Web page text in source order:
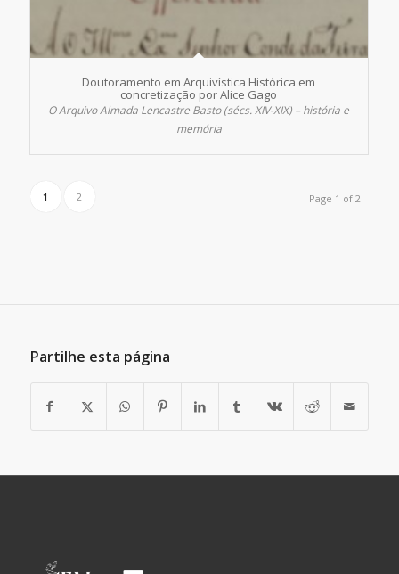
Doutoramento em Arquivística Histórica em
concretização por Alice Gago
O Arquivo Almada Lencastre Basto (sécs. XIV-XIX) – história e
memória
Page 1 of 2
1 2
Partilhe esta página